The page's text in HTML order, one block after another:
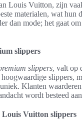
Louis Vuitton, zijn
materialen, wat
dan mode; het gaat
slippers
slippers, valt op
slippers,
Klanten
wordt besteed
Vuitton slippers